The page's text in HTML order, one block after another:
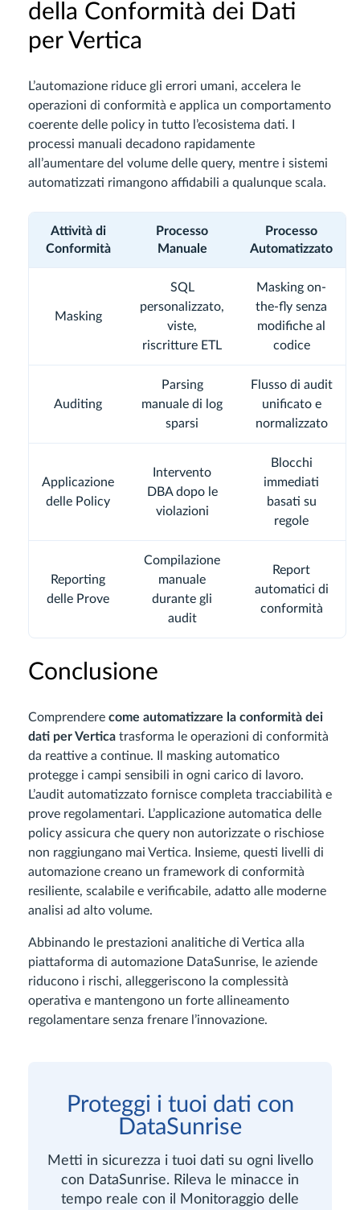
della Conformità dei Dati
per Vertica
L’automazione riduce gli errori umani, accelera le
operazioni di conformità e applica un comportamento
coerente delle policy in tutto l’ecosistema dati. I
processi manuali decadono rapidamente
all’aumentare del volume delle query, mentre i sistemi
automatizzati rimangono affidabili a qualunque scala.
Attività di
Conformità
Processo
Manuale
Processo
Automatizzato
Masking
SQL
personalizzato,
viste,
riscritture ETL
Masking on-
the-fly senza
modifiche al
codice
Auditing
Parsing
manuale di log
sparsi
Flusso di audit
unificato e
normalizzato
Applicazione
delle Policy
Intervento
DBA dopo le
violazioni
Blocchi
immediati
basati su
regole
Reporting
delle Prove
Compilazione
manuale
durante gli
audit
Report
automatici di
conformità
Conclusione
Comprendere come automatizzare la conformità dei
dati per Vertica trasforma le operazioni di conformità
da reattive a continue. Il masking automatico
protegge i campi sensibili in ogni carico di lavoro.
L’audit automatizzato fornisce completa tracciabilità e
prove regolamentari. L’applicazione automatica delle
policy assicura che query non autorizzate o rischiose
non raggiungano mai Vertica. Insieme, questi livelli di
automazione creano un framework di conformità
resiliente, scalabile e verificabile, adatto alle moderne
analisi ad alto volume.
Abbinando le prestazioni analitiche di Vertica alla
piattaforma di automazione DataSunrise, le aziende
riducono i rischi, alleggeriscono la complessità
operativa e mantengono un forte allineamento
regolamentare senza frenare l’innovazione.
Proteggi i tuoi dati con
DataSunrise
Metti in sicurezza i tuoi dati su ogni livello
con DataSunrise. Rileva le minacce in
tempo reale con il Monitoraggio delle